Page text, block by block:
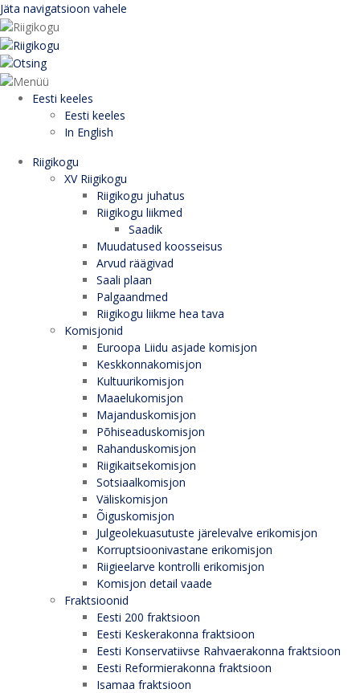
Jäta navigatsioon vahele
Eesti keeles
Eesti keeles
In English
Riigikogu
XV Riigikogu
Riigikogu juhatus
Riigikogu liikmed
Saadik
Muudatused koosseisus
Arvud räägivad
Saali plaan
Palgaandmed
Riigikogu liikme hea tava
Komisjonid
Euroopa Liidu asjade komisjon
Keskkonnakomisjon
Kultuurikomisjon
Maaelukomisjon
Majanduskomisjon
Põhiseaduskomisjon
Rahanduskomisjon
Riigikaitsekomisjon
Sotsiaalkomisjon
Väliskomisjon
Õiguskomisjon
Julgeolekuasutuste järelevalve erikomisjon
Korruptsioonivastane erikomisjon
Riigieelarve kontrolli erikomisjon
Komisjon detail vaade
Fraktsioonid
Eesti 200 fraktsioon
Eesti Keskerakonna fraktsioon
Eesti Konservatiivse Rahvaerakonna fraktsioon
Eesti Reformierakonna fraktsioon
Isamaa fraktsioon